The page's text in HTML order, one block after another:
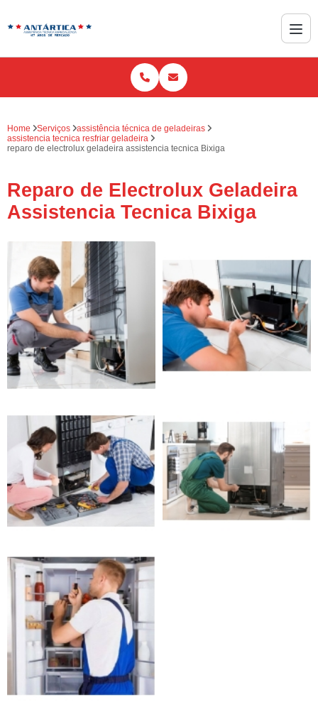
Home Serviços
assistência técnica de geladeiras
assistencia tecnica resfriar geladeira
reparo de electrolux geladeira assistencia tecnica Bixiga
Reparo de Electrolux Geladeira
Assistencia Tecnica Bixiga